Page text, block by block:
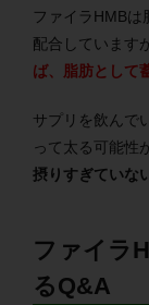
ファイラHMB
配合しています
ば、脂肪として
サプリを飲んで
って太る可能性
摂りすぎていな
ファイラ
るQ&A